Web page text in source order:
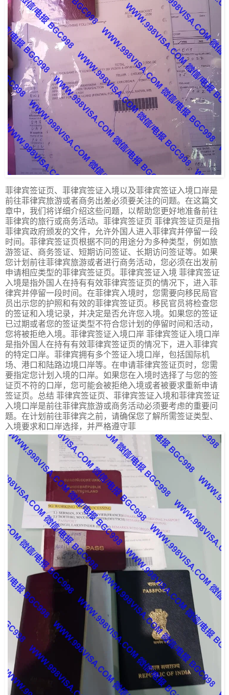
菲律宾签证页、菲律宾签证入境以及菲律宾签证入境口岸是
前往菲律宾旅游或者商务出差必须要关注的问题。在这篇文
章中，我们将详细介绍这些问题，以帮助您更好地准备前往
菲律宾的旅行或商务活动。菲律宾签证页 菲律宾签证页是指
菲律宾政府颁发的文件，允许外国人进入菲律宾并停留一段
时间。菲律宾签证页根据不同的用途分为多种类型，例如旅
游签证、商务签证、短期访问签证、长期访问签证等。如果
您计划前往菲律宾旅游或者进行商务活动，您必须在出发前
申请相应类型的菲律宾签证页。菲律宾签证入境 菲律宾签证
入境是指外国人在持有有效菲律宾签证页的情况下，进入菲
律宾并停留一段时间。在菲律宾入境时，您需要向移民局官
员出示您的护照和有效的菲律宾签证页。移民官员将检查您
的签证和入境记录，并决定是否允许您入境。如果您的签证
已过期或者您的签证类型不符合您计划的停留时间和活动，
您将被拒绝入境。菲律宾签证入境口岸 菲律宾签证入境口岸
是指外国人在持有有效菲律宾签证页的情况下，进入菲律宾
的特定口岸。菲律宾拥有多个签证入境口岸，包括国际机
场、港口和陆路边境口岸等。在申请菲律宾签证页时，您需
要指定您计划入境的口岸。如果您在入境时选择了与您的签
证页不符的口岸，您可能会被拒绝入境或者被要求重新申请
签证页。总结 菲律宾签证页、菲律宾签证入境和菲律宾签证
入境口岸是前往菲律宾旅游或商务活动必须要考虑的重要问
题。在计划前往菲律宾之前，请确保您了解所需签证类型、
入境要求和口岸选择，并严格遵守菲